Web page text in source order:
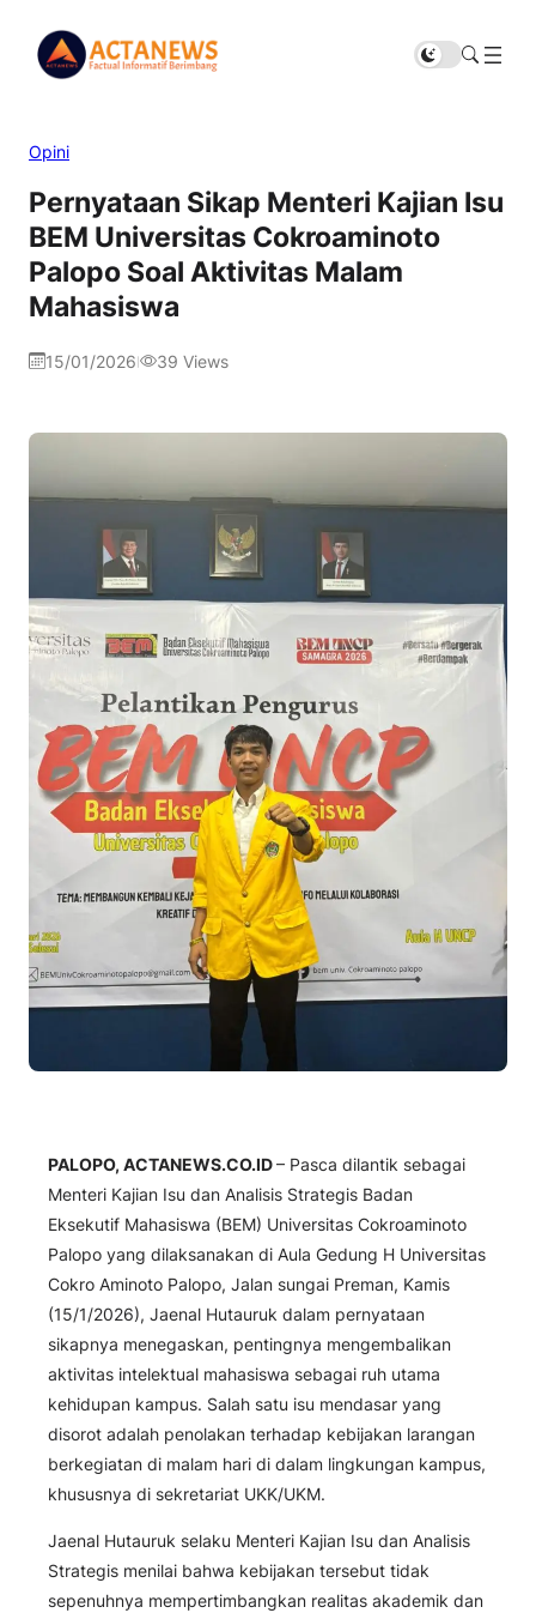
Opini
Pernyataan Sikap Menteri Kajian Isu
BEM Universitas Cokroaminoto
Palopo Soal Aktivitas Malam
Mahasiswa
15/01/2026 39 Views
PALOPO, ACTANEWS.CO.ID– Pasca dilantik sebagai
Menteri Kajian Isu dan Analisis Strategis Badan
Eksekutif Mahasiswa (BEM) Universitas Cokroaminoto
Palopo yang dilaksanakan di Aula Gedung H Universitas
Cokro Aminoto Palopo, Jalan sungai Preman, Kamis
(15/1/2026), Jaenal Hutauruk dalam pernyataan
sikapnya menegaskan, pentingnya mengembalikan
aktivitas intelektual mahasiswa sebagai ruh utama
kehidupan kampus. Salah satu isu mendasar yang
disorot adalah penolakan terhadap kebijakan larangan
berkegiatan di malam hari di dalam lingkungan kampus,
khususnya di sekretariat UKK/UKM.
Jaenal Hutauruk selaku Menteri Kajian Isu dan Analisis
Strategis menilai bahwa kebijakan tersebut tidak
sepenuhnya mempertimbangkan realitas akademik dan